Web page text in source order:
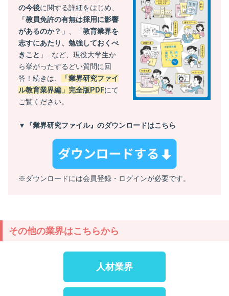
の今後に関する詳細をはじめ、
「教員免許の有無は採用に影響
があるのか？」
、「教育業界を
志すにあたり、勉強しておくべ
きこと 」
…など、現役大学生か
ら挙がったするどい質問に回
答！ 続きは、
「業界研究ファイ
ル教育業界編」完全版PDFにて
ご覧ください。
▼『業界研究ファイル』のダウンロードはこちら
※ダウンロードには会員登録・ログインが必要です。
その他の業界はこちらから
人材業界